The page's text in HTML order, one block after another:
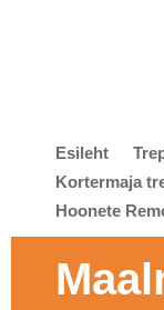
Esileht
Kortermaja
Hoonete